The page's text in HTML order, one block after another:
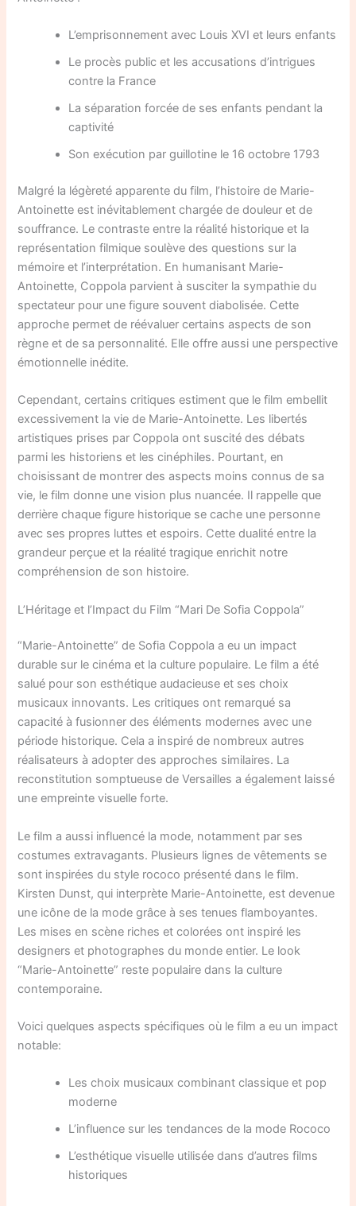
L’emprisonnement avec Louis XVI et leurs enfants
Le procès public et les accusations d’intrigues
contre la France
La séparation forcée de ses enfants pendant la
captivité
Son exécution par guillotine le 16 octobre 1793
Malgré la légèreté apparente du film, l’histoire de Marie-
Antoinette est inévitablement chargée de douleur et de
souffrance. Le contraste entre la réalité historique et la
représentation filmique soulève des questions sur la
mémoire et l’interprétation. En humanisant Marie-
Antoinette, Coppola parvient à susciter la sympathie du
spectateur pour une figure souvent diabolisée. Cette
approche permet de réévaluer certains aspects de son
règne et de sa personnalité. Elle offre aussi une perspective
émotionnelle inédite.
Cependant, certains critiques estiment que le film embellit
excessivement la vie de Marie-Antoinette. Les libertés
artistiques prises par Coppola ont suscité des débats
parmi les historiens et les cinéphiles. Pourtant, en
choisissant de montrer des aspects moins connus de sa
vie, le film donne une vision plus nuancée. Il rappelle que
derrière chaque figure historique se cache une personne
avec ses propres luttes et espoirs. Cette dualité entre la
grandeur perçue et la réalité tragique enrichit notre
compréhension de son histoire.
L’Héritage et l’Impact du Film “Mari De Sofia Coppola”
“Marie-Antoinette” de Sofia Coppola a eu un impact
durable sur le cinéma et la culture populaire. Le film a été
salué pour son esthétique audacieuse et ses choix
musicaux innovants. Les critiques ont remarqué sa
capacité à fusionner des éléments modernes avec une
période historique. Cela a inspiré de nombreux autres
réalisateurs à adopter des approches similaires. La
reconstitution somptueuse de Versailles a également laissé
une empreinte visuelle forte.
Le film a aussi influencé la mode, notamment par ses
costumes extravagants. Plusieurs lignes de vêtements se
sont inspirées du style rococo présenté dans le film.
Kirsten Dunst, qui interprète Marie-Antoinette, est devenue
une icône de la mode grâce à ses tenues flamboyantes.
Les mises en scène riches et colorées ont inspiré les
designers et photographes du monde entier. Le look
“Marie-Antoinette” reste populaire dans la culture
contemporaine.
Voici quelques aspects spécifiques où le film a eu un impact
notable:
Les choix musicaux combinant classique et pop
moderne
L’influence sur les tendances de la mode Rococo
L’esthétique visuelle utilisée dans d’autres films
historiques